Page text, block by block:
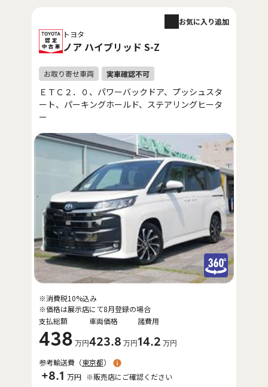
トヨタ
ノア ハイブリッド S-Z
お気に入り追加
ＥＴＣ２．０、パワーバックドア、プッシュスタ
ート、パーキングホールド、ステアリングヒータ
ー
支払総額
438 万円
車両価格
423.8 万円
諸費用
14.2 万円
※消費税10%込み
※価格は展示店にて8月登録の場合
参考輸送費（東京都）
+8.1 万円 ※販売店にご確認ください